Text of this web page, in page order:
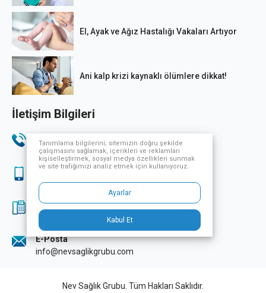
El, Ayak ve Ağız Hastalığı Vakaları Artıyor
Ani kalp krizi kaynaklı ölümlere dikkat!
İletişim Bilgileri
444 33 32
Sağlık Turizmi
444 33 32
Fax
0224 249 70 07
E-Posta
info@nevsaglikgrubu.com
Nev Sağlık Grubu. Tüm Hakları Saklıdır.
Tanımlama bilgilerini; sitemizin doğru şekilde
çalışmasını sağlamak, içerikleri ve reklamları
kişiselleştirmek, sosyal medya özellikleri sunmak
ve site trafiğimizi analiz etmek için kullanıyoruz.
Ayarlar
Kabul Et